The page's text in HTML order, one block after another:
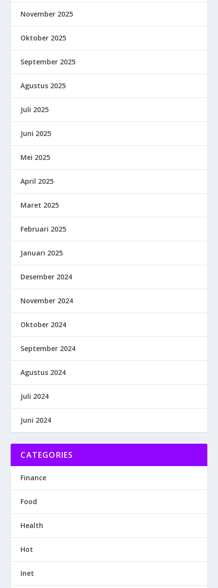
November 2025
Oktober 2025
September 2025
Agustus 2025
Juli 2025
Juni 2025
Mei 2025
April 2025
Maret 2025
Februari 2025
Januari 2025
Desember 2024
November 2024
Oktober 2024
September 2024
Agustus 2024
Juli 2024
Juni 2024
CATEGORIES
Finance
Food
Health
Hot
Inet